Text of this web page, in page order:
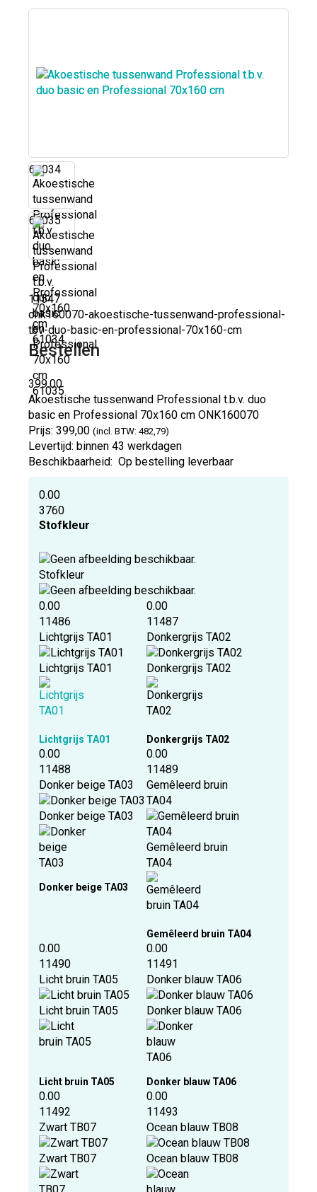
61034
61035
11547
onk160070-akoestische-tussenwand-professional-
tbv-duo-basic-en-professional-70x160-cm
Bestellen
399.00
Akoestische tussenwand Professional t.b.v. duo
basic en Professional 70x160 cmONK160070
Prijs: 399,00 (incl. BTW: 482,79)
Levertijd: binnen 43 werkdagen
Beschikbaarheid: Op bestelling leverbaar
0.00
3760
Stofkleur
Stofkleur
0.00
11486
Lichtgrijs TA01
Lichtgrijs TA01
Lichtgrijs TA01
0.00
11487
Donkergrijs TA02
Donkergrijs TA02
Donkergrijs TA02
0.00
11488
Donker beige TA03
Donker beige TA03
Donker beige TA03
0.00
11489
Gemêleerd bruin
TA04
Gemêleerd bruin
TA04
Gemêleerd bruin TA04
0.00
11490
Licht bruin TA05
Licht bruin TA05
Licht bruin TA05
0.00
11491
Donker blauw TA06
Donker blauw TA06
Donker blauw TA06
0.00
11492
Zwart TB07
Zwart TB07
0.00
11493
Ocean blauw TB08
Ocean blauw TB08